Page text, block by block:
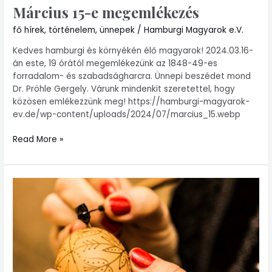
Március 15-e megemlékezés
fő hírek, történelem,ünnepek /Hamburgi Magyarok e.V.
Kedves hamburgi és környékén élő magyarok! 2024.03.16-
án este, 19 órától megemlékezünk az 1848-49-es
forradalom- és szabadságharcra. Ünnepi beszédet mond
Dr. Pröhle Gergely. Várunk mindenkit szeretettel, hogy
közösen emlékezzünk meg! https://hamburgi-magyarok-
ev.de/wp-content/uploads/2024/07/marcius_15.webp
Read More »
tojásírás